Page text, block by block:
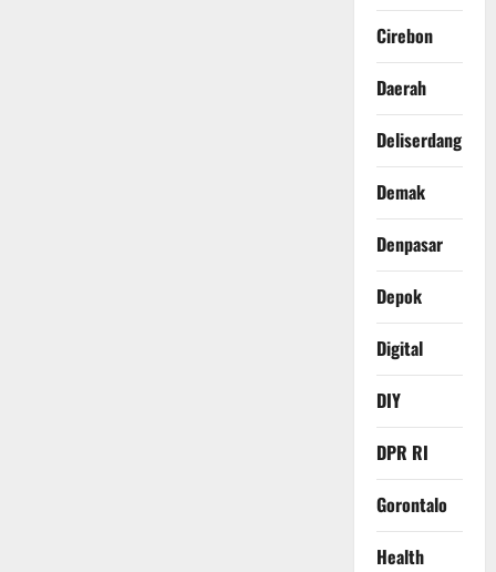
Cirebon
Daerah
Deliserdang
Demak
Denpasar
Depok
Digital
DIY
DPR RI
Gorontalo
Health